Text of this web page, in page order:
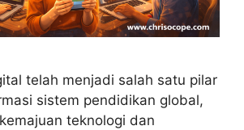
telah menjadi salah satu pilar
sistem pendidikan global,
teknologi dan